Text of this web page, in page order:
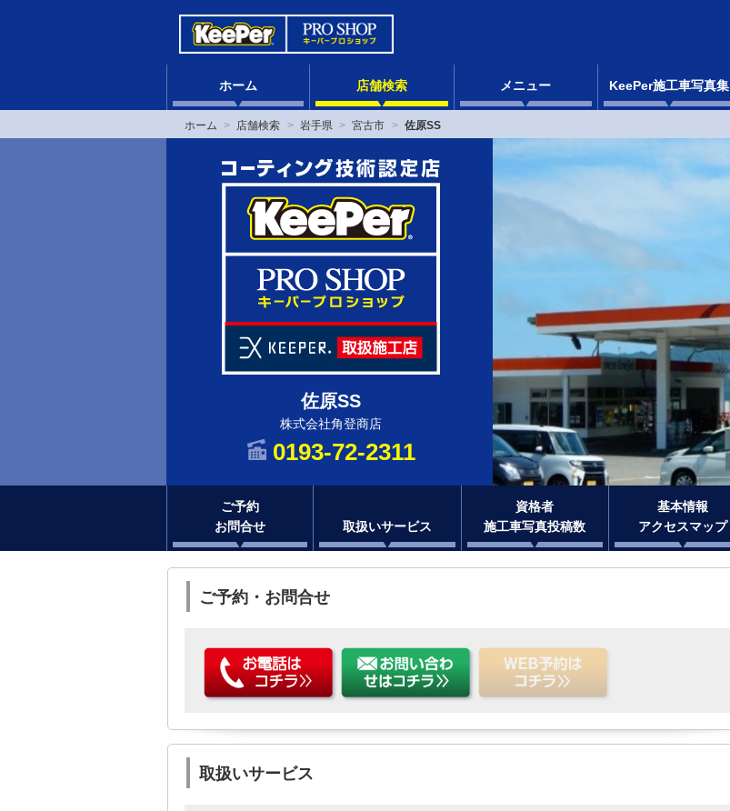
ホーム 店舗検索 メニュー KeePer施工車写真集
ホーム 店舗検索 岩手県 宮古市 佐原SS
佐原SS
株式会社角登商店
0193-72-2311
ご予約
お問合せ
取扱いサービス
資格者
施工車写真投稿数
基本情報
アクセスマップ
ご予約・お問合せ
取扱いサービス